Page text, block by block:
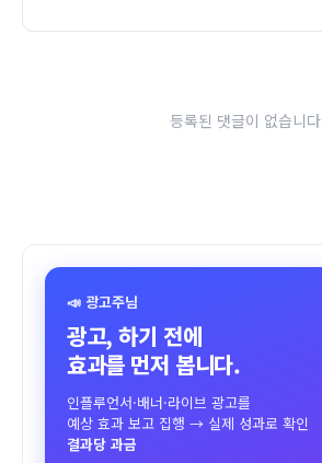
등록된 댓글이 없습니다
📣 광고주님
광고, 하기 전에
효과를 먼저 봅니다.
인플루언서·배너·라이브 광고를
예상 효과 보고 집행 → 실제 성과로 확인
결과당 과금